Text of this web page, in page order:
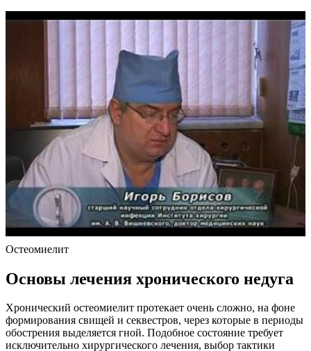
Остеомиелит
Основы лечения хронического недуга
Хронический остеомиелит протекает очень сложно, на фоне
формирования свищей и секвестров, через которые в периоды
обострения выделяется гной. Подобное состояние требует
исключительно хирургического лечения, выбор тактики